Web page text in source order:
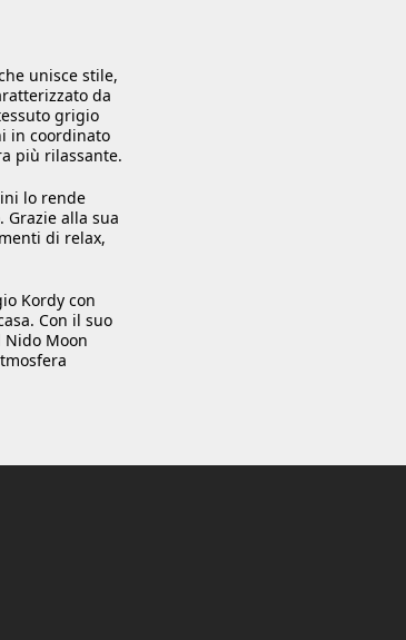
unisce stile,
da
grigio
in coordinato
più rilassante.
lo rende
alla sua
di relax,
Kordy con
Con il suo
Moon